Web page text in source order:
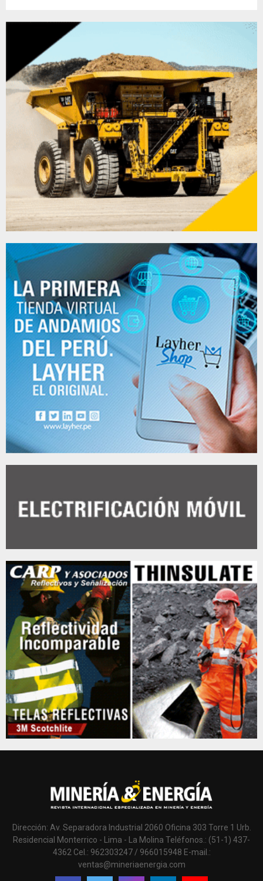
Dirección: Av. Separadora Industrial 2060 Oficina 303 Torre 1 Urb.
Residencial Monterrico - Lima - La Molina Teléfonos.: (51-1) 437-
4362 Cel.: 962303247 / 966015948 E-mail.:
ventas@mineriaenergia.com